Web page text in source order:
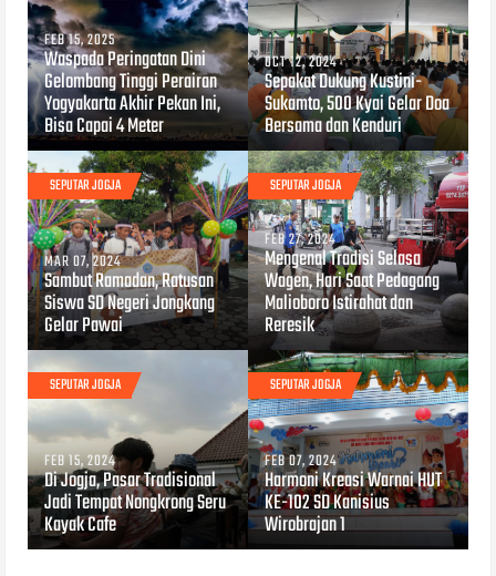
FEB 15, 2025
Waspada Peringatan Dini
Gelombang Tinggi Perairan
Yogyakarta Akhir Pekan Ini,
Bisa Capai 4 Meter
OCT 12, 2024
Sepakat Dukung Kustini-
Sukamto, 500 Kyai Gelar Doa
Bersama dan Kenduri
SEPUTAR JOGJA
MAR 07, 2024
Sambut Ramadan, Ratusan
Siswa SD Negeri Jongkang
Gelar Pawai
SEPUTAR JOGJA
FEB 27, 2024
Mengenal Tradisi Selasa
Wagen, Hari Saat Pedagang
Malioboro Istirahat dan
Reresik
SEPUTAR JOGJA
FEB 15, 2024
Di Jogja, Pasar Tradisional
Jadi Tempat Nongkrong Seru
Kayak Cafe
SEPUTAR JOGJA
FEB 07, 2024
Harmoni Kreasi Warnai HUT
KE-102 SD Kanisius
Wirobrajan 1